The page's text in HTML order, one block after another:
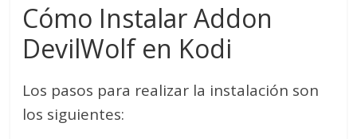
Cómo Instalar Addon
DevilWolf en Kodi
Los pasos para realizar la instalación son
los siguientes: